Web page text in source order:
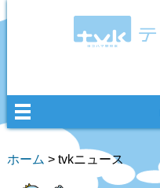
ホーム > tvkニュース